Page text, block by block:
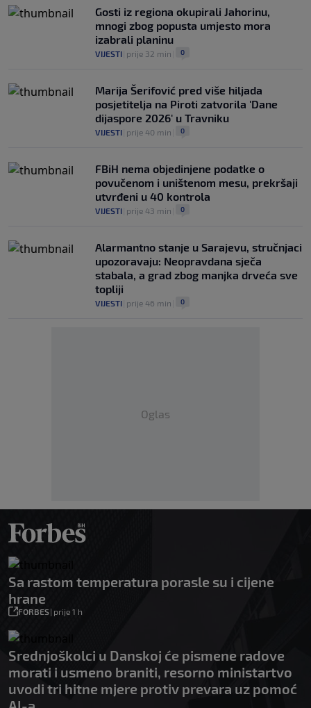
Gosti iz regiona okupirali Jahorinu,
mnogi zbog popusta umjesto mora
izabrali planinu
VIJESTI prije 32 min 0
Marija Šerifović pred više hiljada
posjetitelja na Piroti zatvorila 'Dane
dijaspore 2026' u Travniku
VIJESTI prije 40 min 0
FBiH nema objedinjene podatke o
povučenom i uništenom mesu, prekršaji
utvrđeni u 40 kontrola
VIJESTI prije 43 min 0
Alarmantno stanje u Sarajevu, stručnjaci
upozoravaju: Neopravdana sječa
stabala, a grad zbog manjka drveća sve
topliji
VIJESTI prije 46 min 0
Oglas
Sa rastom temperatura porasle su i cijene
hrane
FORBES| prije 1 h
Srednjoškolci u Danskoj će pismene radove
morati i usmeno braniti, resorno ministartvo
uvodi tri hitne mjere protiv prevara uz pomoć